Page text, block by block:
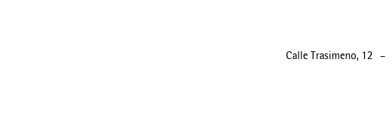
Calle Trasimeno, 12 –